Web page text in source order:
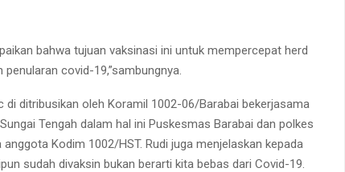
bahwa tujuan vaksinasi ini untuk mempercepat herd
covid-19,”sambungnya.
di ditribusikan oleh Koramil 1002-06/Barabai bekerjasama
Tengah dalam hal ini Puskesmas Barabai dan polkes
Kodim 1002/HST. Rudi juga menjelaskan kepada
sudah divaksin bukan berarti kita bebas dari Covid-19.